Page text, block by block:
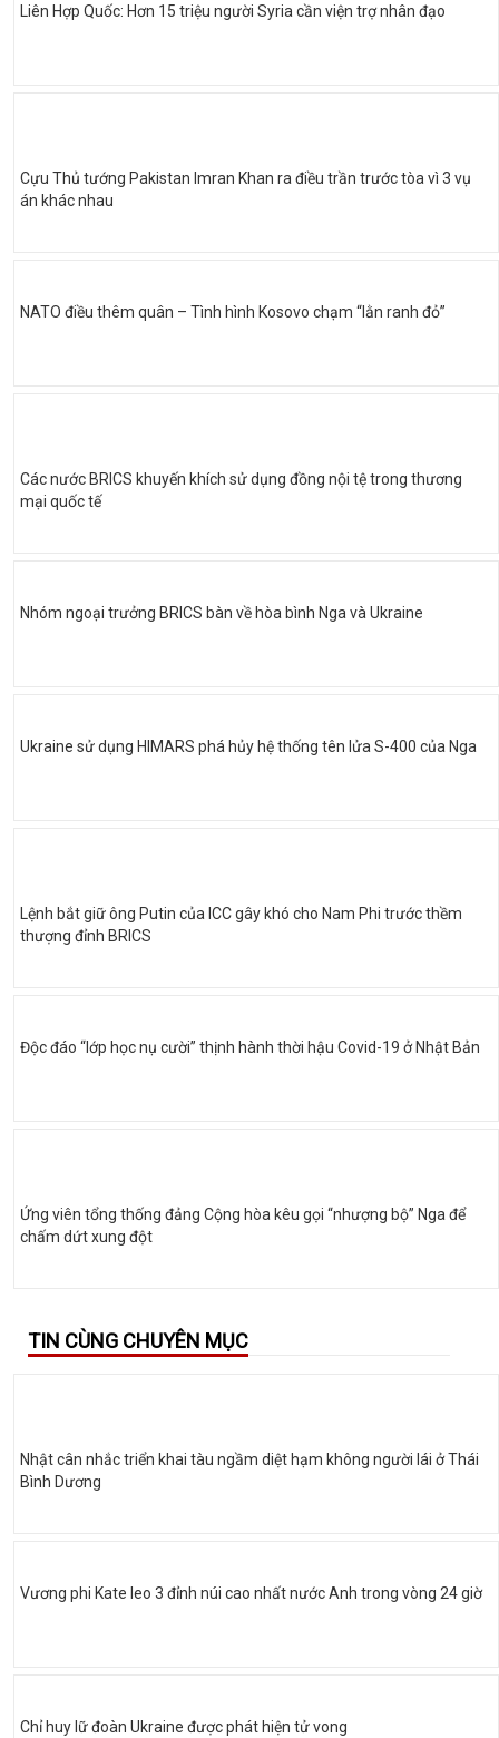
Liên Hợp Quốc: Hơn 15 triệu người Syria cần viện trợ nhân đạo
Cựu Thủ tướng Pakistan Imran Khan ra điều trần trước tòa vì 3 vụ
án khác nhau
NATO điều thêm quân – Tình hình Kosovo chạm “lằn ranh đỏ”
Các nước BRICS khuyến khích sử dụng đồng nội tệ trong thương
mại quốc tế
Nhóm ngoại trưởng BRICS bàn về hòa bình Nga và Ukraine
Ukraine sử dụng HIMARS phá hủy hệ thống tên lửa S-400 của Nga
Lệnh bắt giữ ông Putin của ICC gây khó cho Nam Phi trước thềm
thượng đỉnh BRICS
Độc đáo “lớp học nụ cười” thịnh hành thời hậu Covid-19 ở Nhật Bản
Ứng viên tổng thống đảng Cộng hòa kêu gọi “nhượng bộ” Nga để
chấm dứt xung đột
TIN CÙNG CHUYÊN MỤC
Nhật cân nhắc triển khai tàu ngầm diệt hạm không người lái ở Thái
Bình Dương
Vương phi Kate leo 3 đỉnh núi cao nhất nước Anh trong vòng 24 giờ
Chỉ huy lữ đoàn Ukraine được phát hiện tử vong